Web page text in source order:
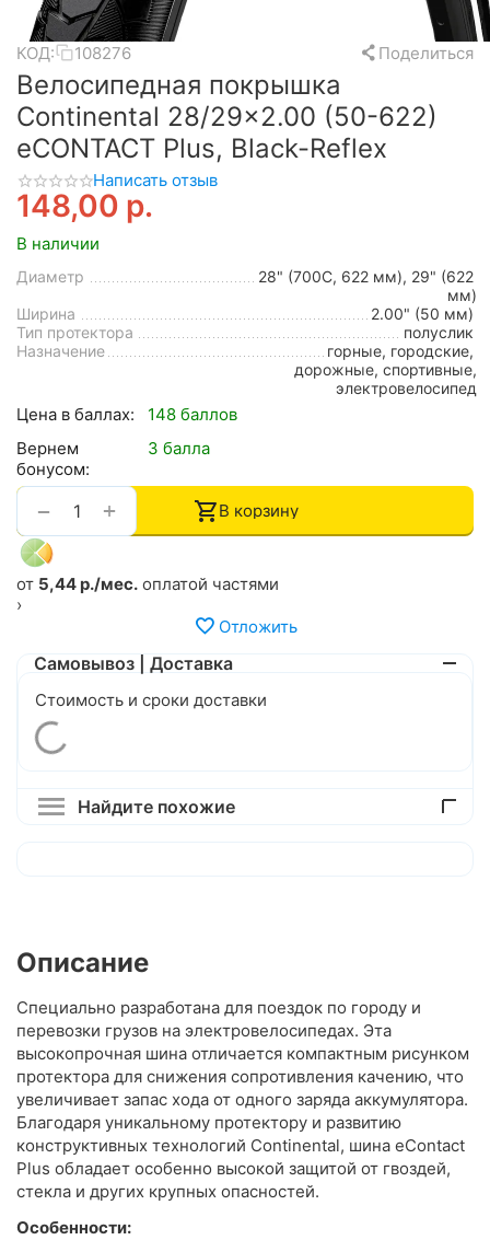
КОД: 108276 Поделиться
Велосипедная покрышка
Continental 28/29x2.00 (50-622)
eCONTACT Plus, Black-Reflex
Написать отзыв
148,00 р.
В наличии
Диаметр
28" (700C, 622 мм), 29" (622
мм)
Ширина
2.00" (50 мм)
Тип протектора
полуслик
Назначение
горные, городские,
дорожные, спортивные,
электровелосипед
Цена в баллах:
148 баллов
Вернем
бонусом:
3 балла
+
− В корзину
от 5,44 р./мес. оплатой частями
›
Отложить
Самовывоз | Доставка
Стоимость и сроки доставки
Найдите похожие
Описание
Специально разработана для поездок по городу и
перевозки грузов на электровелосипедах. Эта
высокопрочная шина отличается компактным рисунком
протектора для снижения сопротивления качению, что
увеличивает запас хода от одного заряда аккумулятора.
Благодаря уникальному протектору и развитию
конструктивных технологий Continental, шина eContact
Plus обладает особенно высокой защитой от гвоздей,
стекла и других крупных опасностей.
Особенности: